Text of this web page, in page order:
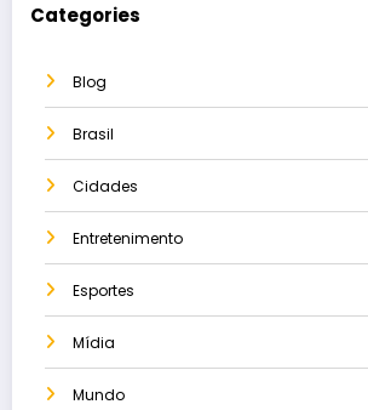
Categories
Blog
Brasil
Cidades
Entretenimento
Esportes
Mídia
Mundo